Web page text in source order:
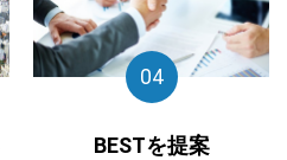
04
BESTを提案